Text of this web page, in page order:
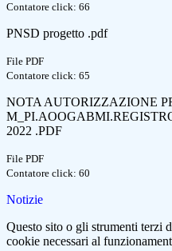
Contatore click: 66
PNSD progetto .pdf
File PDF
Contatore click: 65
NOTA AUTORIZZAZIONE
2022 .PDF
File PDF
Contatore click: 60
Notizie
Questo sito o gli strumenti terzi
cookie necessari al